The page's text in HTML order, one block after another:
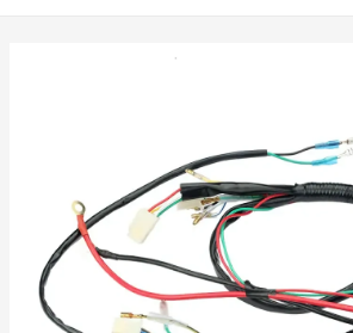
110cc
125cc
Inkl.